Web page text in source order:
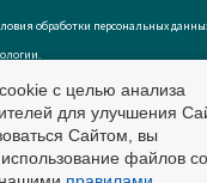
обработки персональных
с целью анализа
для улучшения
Сайтом, вы
файлов